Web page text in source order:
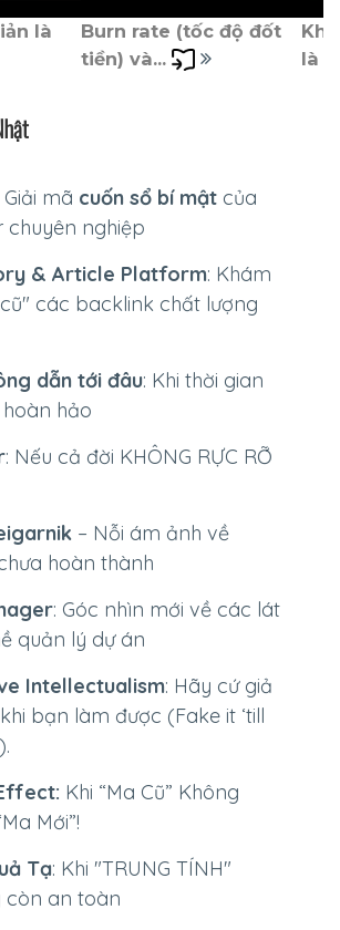
là
Burn rate (tốc độ đốt
tiền) và...
là
mã cuốn sổ bí mật của
chuyên nghiệp
& Article Platform: Khám
các backlink chất lượng
dẫn tới đâu: Khi thời gian
hảo
: Nếu cả đời KHÔNG RỰC RỠ
– Nỗi ám ảnh về
hoàn thành
: Góc nhìn mới về các lát
quản lý dự án
Intellectualism: Hãy cứ giả
bạn làm được (Fake it ‘till
Khi “Ma Cũ” Không
Mới”!
Tạ: Khi "TRUNG TÍNH"
còn an toàn